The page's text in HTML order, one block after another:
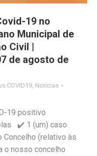
19 no
Municipal de
Civil |
de agosto de
COVID19 Notícias
19 positivo
✔️ 1 (um) caso
(relativo às
o nosso concelho